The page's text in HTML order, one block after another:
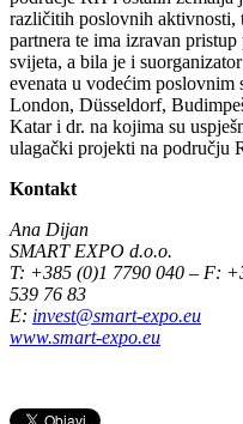
različitih poslovnih aktivnosti,
partnera te ima izravan
svijeta, a bila je i
evenata u vodećim poslovnim
London, Düsseldorf,
Katar i dr. na kojima su
ulagački projekti na području
Kontakt
Ana Dijan
SMART EXPO d.o.o.
T: +385 (0)1 7790 040 – F:
539 76 83
E: invest@smart-expo.eu
www.smart-expo.eu